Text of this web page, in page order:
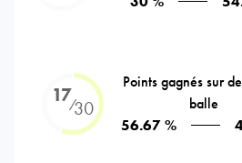
17⁄30
Points gagnés sur
balle
56.67 %